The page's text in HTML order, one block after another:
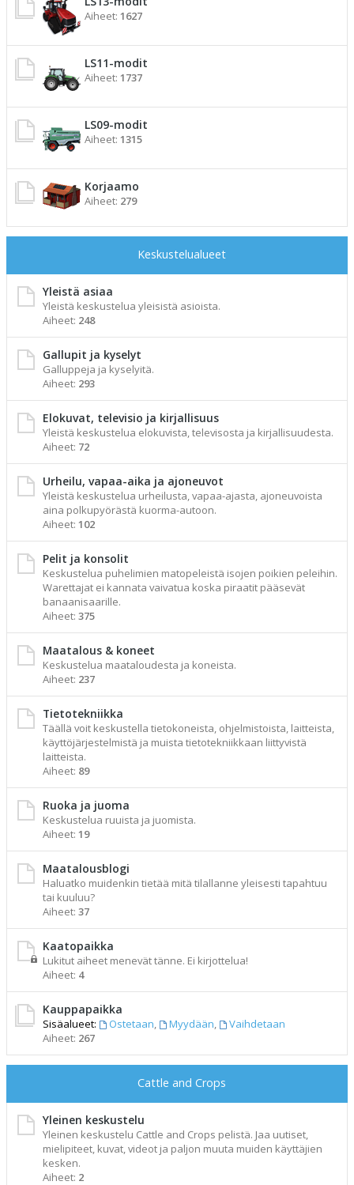
Aiheet: 1627
LS11-modit
Aiheet: 1737
LS09-modit
Aiheet: 1315
Korjaamo
Aiheet: 279
Keskustelualueet
Yleistä asiaa
Yleistä keskustelua yleisistä asioista.
Aiheet: 248
Gallupit ja kyselyt
Galluppeja ja kyselyitä.
Aiheet: 293
Elokuvat, televisio ja kirjallisuus
Yleistä keskustelua elokuvista, televisosta ja kirjallisuudesta.
Aiheet: 72
Urheilu, vapaa-aika ja ajoneuvot
Yleistä keskustelua urheilusta, vapaa-ajasta, ajoneuvoista
aina polkupyörästä kuorma-autoon.
Aiheet: 102
Pelit ja konsolit
Keskustelua puhelimien matopeleistä isojen poikien peleihin.
Warettajat ei kannata vaivatua koska piraatit pääsevät
banaanisaarille.
Aiheet: 375
Maatalous & koneet
Keskustelua maataloudesta ja koneista.
Aiheet: 237
Tietotekniikka
Täällä voit keskustella tietokoneista, ohjelmistoista, laitteista,
käyttöjärjestelmistä ja muista tietotekniikkaan liittyvistä
laitteista.
Aiheet: 89
Ruoka ja juoma
Keskustelua ruuista ja juomista.
Aiheet: 19
Maatalousblogi
Haluatko muidenkin tietää mitä tilallanne yleisesti tapahtuu
tai kuuluu?
Aiheet: 37
Kaatopaikka
Lukitut aiheet menevät tänne. Ei kirjottelua!
Aiheet: 4
Kauppapaikka
Sisäalueet: Ostetaan, Myydään,
Vaihdetaan
Aiheet: 267
Cattle and Crops
Yleinen keskustelu
Yleinen keskustelu Cattle and Crops pelistä. Jaa uutiset,
mielipiteet, kuvat, videot ja paljon muuta muiden käyttäjien
kesken.
Aiheet: 2